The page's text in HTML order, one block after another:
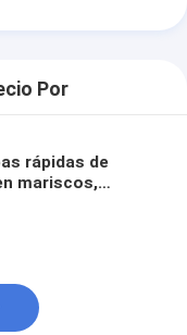
Por
rápidas de
mariscos,